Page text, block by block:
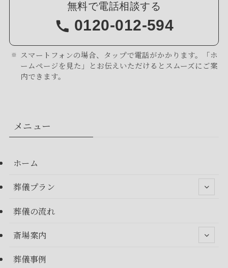
無料で電話相談する
0120-012-594
スマートフォンの場合、タップで電話がかかります。「ホ
ームページを見た」とお伝えいただけるとスムーズにご案
内できます。
メニュー
ホーム
葬儀プラン
葬儀の流れ
斎場案内
葬儀事例